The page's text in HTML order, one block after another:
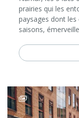
prairies qui les
paysages dont
saisons,